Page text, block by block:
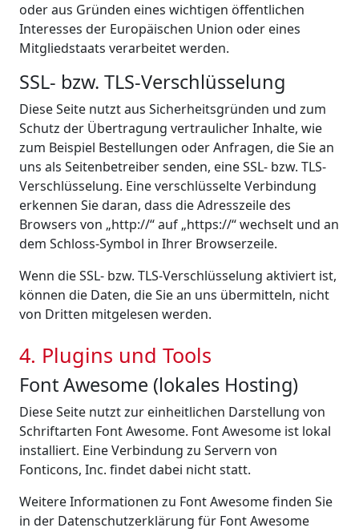
oder aus Gründen eines wichtigen öffentlichen
Interesses der Europäischen Union oder eines
Mitgliedstaats verarbeitet werden.
SSL- bzw. TLS-Verschlüsselung
Diese Seite nutzt aus Sicherheitsgründen und zum
Schutz der Übertragung vertraulicher Inhalte, wie
zum Beispiel Bestellungen oder Anfragen, die Sie an
uns als Seitenbetreiber senden, eine SSL- bzw. TLS-
Verschlüsselung. Eine verschlüsselte Verbindung
erkennen Sie daran, dass die Adresszeile des
Browsers von „http://“ auf „https://“ wechselt und an
dem Schloss-Symbol in Ihrer Browserzeile.
Wenn die SSL- bzw. TLS-Verschlüsselung aktiviert ist,
können die Daten, die Sie an uns übermitteln, nicht
von Dritten mitgelesen werden.
4. Plugins und Tools
Font Awesome (lokales Hosting)
Diese Seite nutzt zur einheitlichen Darstellung von
Schriftarten Font Awesome. Font Awesome ist lokal
installiert. Eine Verbindung zu Servern von
Fonticons, Inc. findet dabei nicht statt.
Weitere Informationen zu Font Awesome finden Sie
in der Datenschutzerklärung für Font Awesome